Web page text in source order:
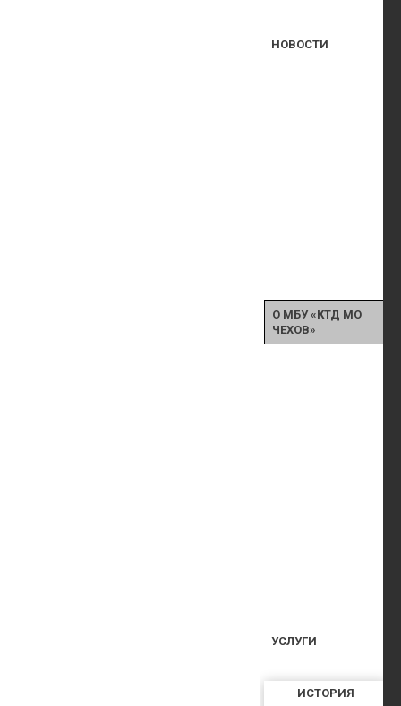
НОВОСТИ
О МБУ «КТД МО
ЧЕХОВ»
ИСТОРИЯ
УСЛУГИ